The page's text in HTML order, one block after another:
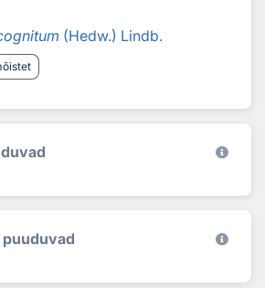
(Hedw.) Lindb.
puuduvad